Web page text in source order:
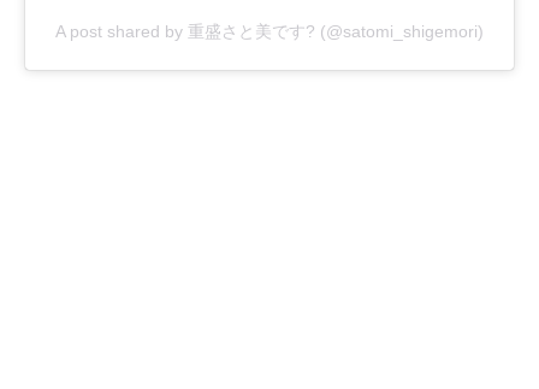
A post shared by 重盛さと美です? (@satomi_shigemori)